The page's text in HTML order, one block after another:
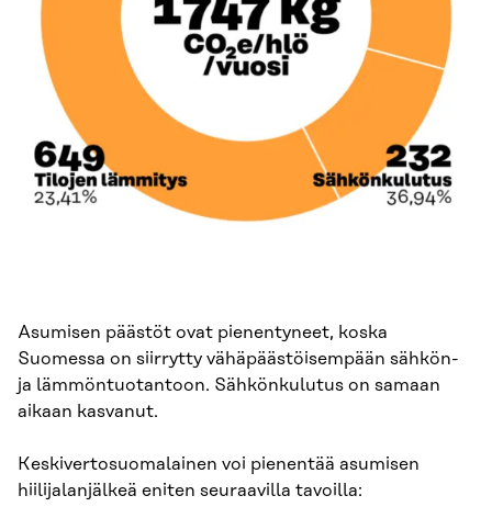
Asumisen päästöt ovat pienentyneet, koska
Suomessa on siirrytty vähäpäästöisempään sähkön-
ja lämmöntuotantoon. Sähkönkulutus on samaan
aikaan kasvanut.
Keskivertosuomalainen voi pienentää asumisen
hiilijalanjälkeä eniten seuraavilla tavoilla: